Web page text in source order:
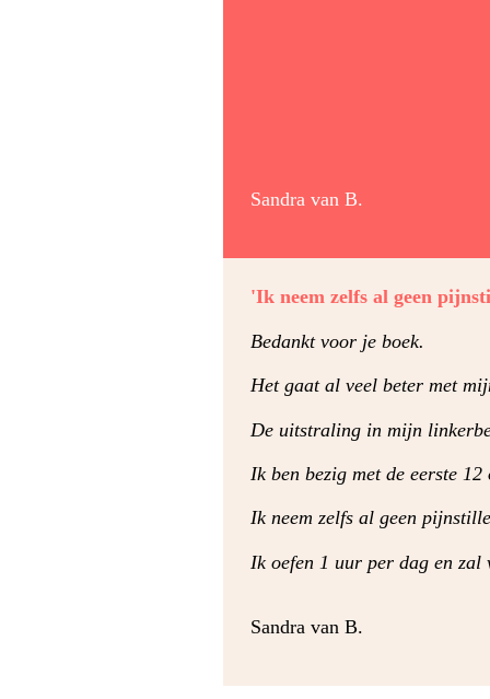
Sandra van B.
'Ik neem zelfs al geen
Bedankt voor je boek.
Het gaat al veel beter met
De uitstraling in mijn
Ik ben bezig met de eerste 12
Ik neem zelfs al geen
Ik oefen 1 uur per dag en zal
Sandra van B.